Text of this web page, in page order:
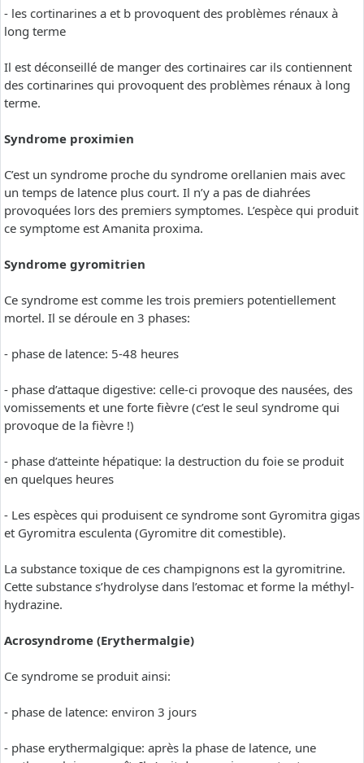
- les cortinarines a et b provoquent des problèmes rénaux à
long terme
Il est déconseillé de manger des cortinaires car ils contiennent
des cortinarines qui provoquent des problèmes rénaux à long
terme.
Syndrome proximien
C’est un syndrome proche du syndrome orellanien mais avec
un temps de latence plus court. Il n’y a pas de diahrées
provoquées lors des premiers symptomes. L’espèce qui produit
ce symptome est Amanita proxima.
Syndrome gyromitrien
Ce syndrome est comme les trois premiers potentiellement
mortel. Il se déroule en 3 phases:
- phase de latence: 5-48 heures
- phase d’attaque digestive: celle-ci provoque des nausées, des
vomissements et une forte fièvre (c’est le seul syndrome qui
provoque de la fièvre !)
- phase d’atteinte hépatique: la destruction du foie se produit
en quelques heures
- Les espèces qui produisent ce syndrome sont Gyromitra gigas
et Gyromitra esculenta (Gyromitre dit comestible).
La substance toxique de ces champignons est la gyromitrine.
Cette substance s’hydrolyse dans l’estomac et forme la méthyl-
hydrazine.
Acrosyndrome (Erythermalgie)
Ce syndrome se produit ainsi:
- phase de latence: environ 3 jours
- phase erythermalgique: après la phase de latence, une